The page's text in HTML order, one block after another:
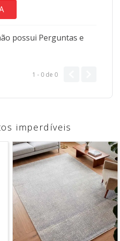
possui Perguntas e
1 - 0 de 0
imperdíveis